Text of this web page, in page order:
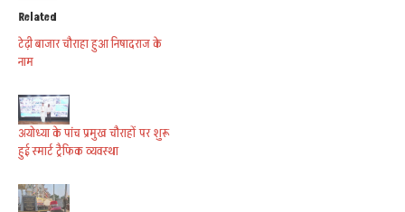
Related
टेढ़ी बाजार चौराहा हुआ निषादराज के
नाम
अयोध्या के पांच प्रमुख चौराहों पर शुरू
हुई स्मार्ट ट्रैफिक व्यवस्था